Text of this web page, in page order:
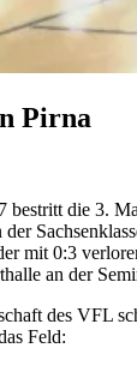
Pirna
bestritt die 3.
mit 0:3
an der
des VFL
Feld: